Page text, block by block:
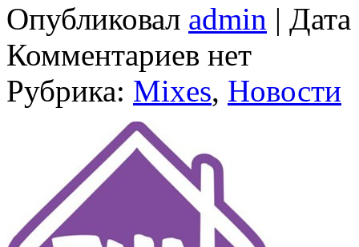
Опубликовал admin |
Комментариев нет
Рубрика: Mixes, Новости